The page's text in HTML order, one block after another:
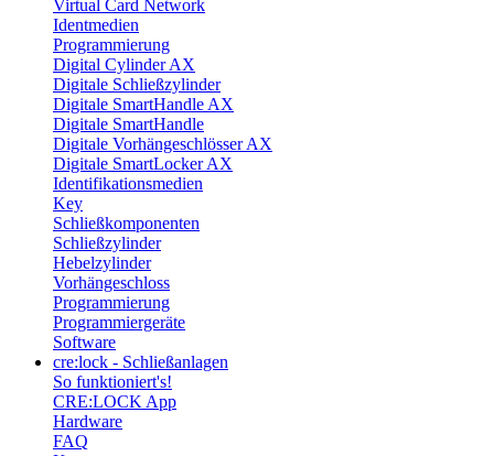
Virtual Card Network
Identmedien
Programmierung
Digital Cylinder AX
Digitale Schließzylinder
Digitale SmartHandle AX
Digitale SmartHandle
Digitale Vorhängeschlösser AX
Digitale SmartLocker AX
Identifikationsmedien
Key
Schließkomponenten
Schließzylinder
Hebelzylinder
Vorhängeschloss
Programmierung
Programmiergeräte
Software
cre:lock - Schließanlagen
So funktioniert's!
CRE:LOCK App
Hardware
FAQ